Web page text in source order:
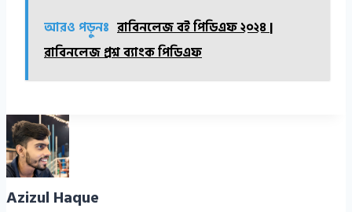
আরও পড়ুনঃ রাবিনলেজ বই পিডিএফ ২০২৪ |
রাবিনলেজ প্রশ্ন ব্যাংক পিডিএফ
Azizul Haque